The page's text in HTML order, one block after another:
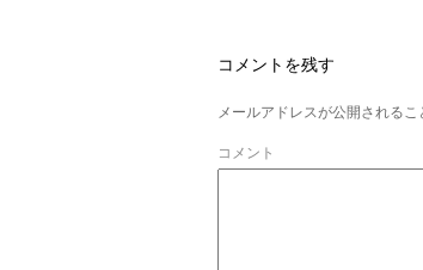
コメントを残す
メールアドレスが公開される
コメント